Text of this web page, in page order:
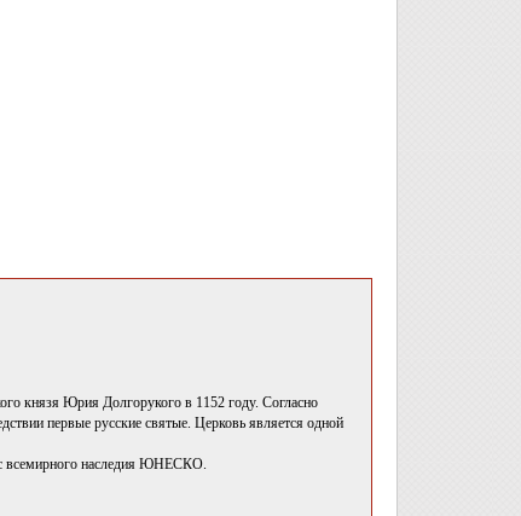
князя Юрия Долгорукого в 1152 году. Согласно
первые русские святые. Церковь является одной
всемирного наследия ЮНЕСКО.